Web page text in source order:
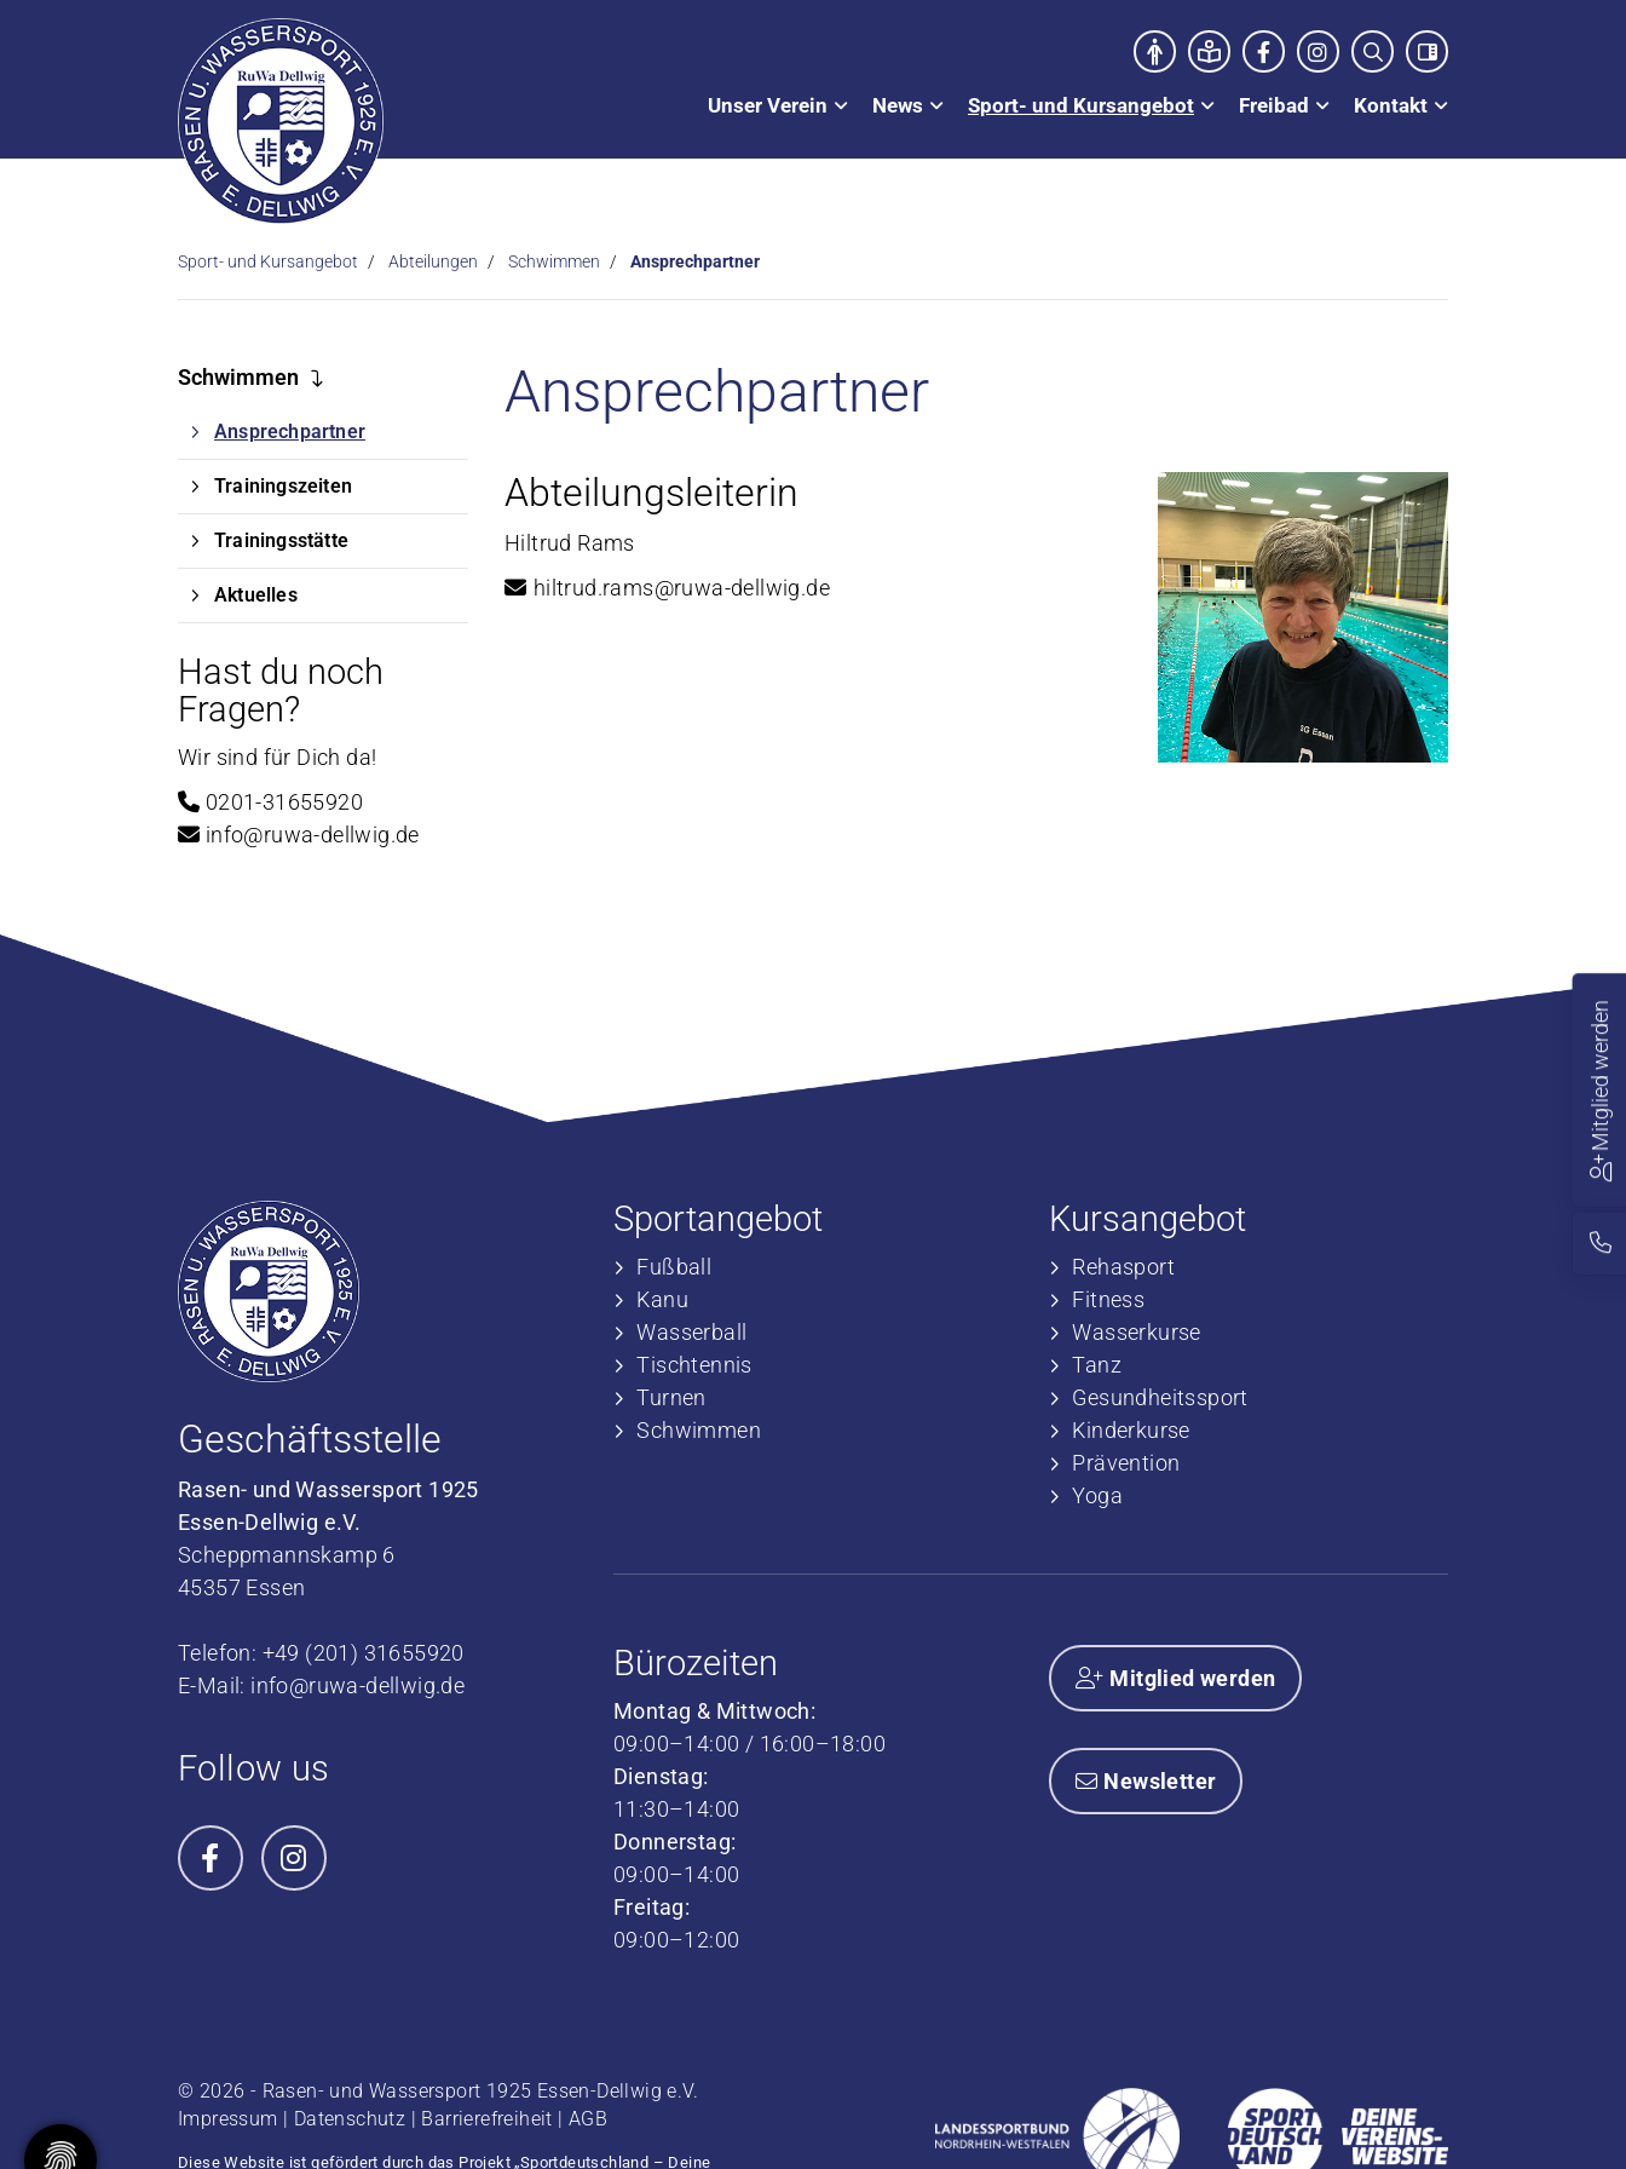
Unser Verein News Sport- und Kursangebot Freibad Kontakt
Sport- und Kursangebot Abteilungen Schwimmen Ansprechpartner
Ansprechpartner
Abteilungsleiterin
Hiltrud Rams
hiltrud.rams@ruwa-dellwig.de
Schwimmen
Ansprechpartner
Trainingszeiten
Trainingsstätte
Aktuelles
Hast du noch
Fragen?
Wir sind für Dich da!
0201-31655920
info@ruwa-dellwig.de
Geschäftsstelle
Rasen- und Wassersport 1925
Essen-Dellwig e.V.
Scheppmannskamp 6
45357 Essen
Telefon: +49 (201) 31655920
E-Mail: info@ruwa-dellwig.de
Follow us
Sportangebot
Fußball
​Kanu
​Wasserball
​Tischtennis
​​Turnen
​​Schwimmen
Kursangebot
​Rehasport
​​Fitness
​​Wasserkurse
​​Tanz
​Gesundheitssport
​Kinderkurse
Prävention
Yoga
Bürozeiten
Montag & Mittwoch:
09:00–14:00 / 16:00–18:00
Dienstag:
11:30–14:00
Donnerstag:
09:00–14:00
Freitag:
09:00–12:00
Mitglied werden
Newsletter
© 2026 - Rasen- und Wassersport 1925 Essen-Dellwig e.V.
Impressum | Datenschutz | Barrierefreiheit |AGB
Diese Website ist gefördert durch das Projekt„Sportdeutschland – Deine
Mitglied werden